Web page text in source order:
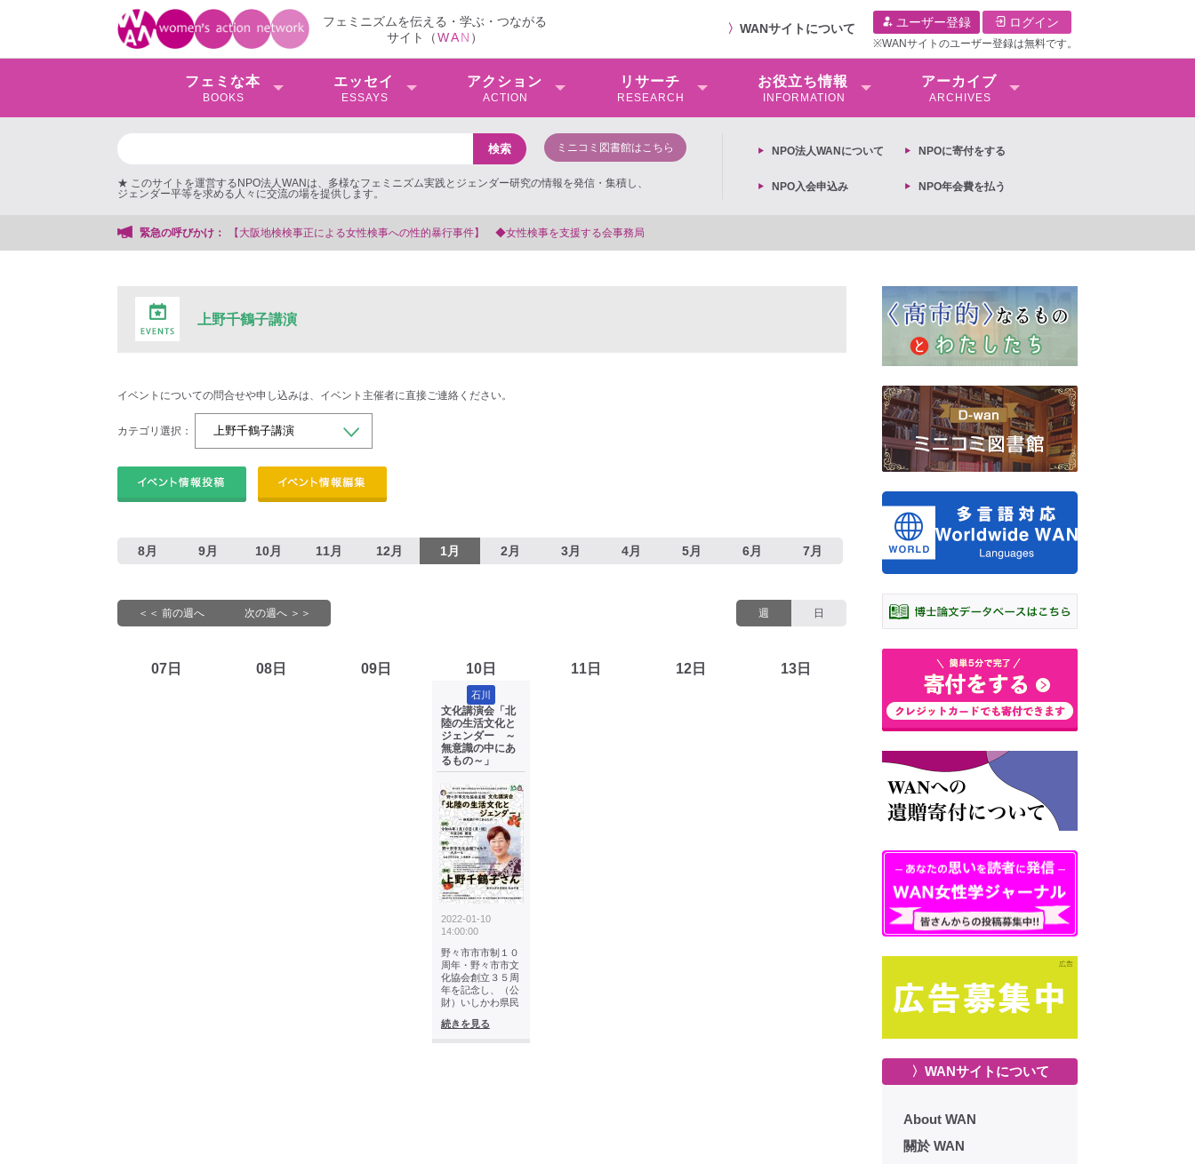
フェミニズムを伝える・学ぶ・つながる
サイト（WAN ）
〉 WANサイトについて ユーザー登録 ログイン
※WANサイトのユーザー登録は無料です。
フェミな本
BOOKS
エッセイ
ESSAYS
アクション
ACTION
リサーチ
RESEARCH
お役⽴ち情報
INFORMATION
アーカイブ
ARCHIVES
ミニコミ図書館はこちら
★ このサイトを運営するNPO法人WANは、多様なフェミニズム実践とジェンダー研究の情報を発信・集積し、
ジェンダー平等を求める人々に交流の場を提供します。
NPO法⼈WANについて NPOに寄付をする
NPO入会申込み NPO年会費を払う
緊急の呼びかけ：
【大阪地検検事正による女性検事への性的暴行事件】 ◆女性検事を支援する会事務局
上野千鶴子講演
イベントについての問合せや申し込みは、イベント主催者に直接ご連絡ください。
カテゴリ選択：
8月 9月 10月 11月 12月 1月 2月 3月 4月 5月 6月 7月
＜＜ 前の週へ 次の週へ ＞＞ 週 日
07日 08日 09日 10日
石川
文化講演会「北
陸の生活文化と
ジェンダー ～
無意識の中にあ
るもの～」
2022-01-10
14:00:00
野々市市市制１０
周年・野々市市文
化協会創立３５周
年を記念し、（公
財）いしかわ県民
続きを見る
11日 12日 13日
〉WANサイトについて
About WAN
關於 WAN